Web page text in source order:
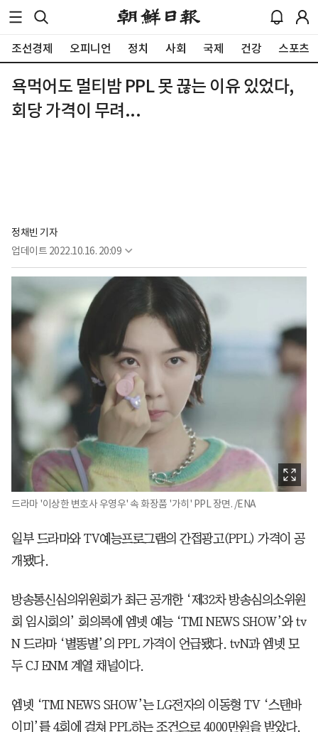
조선경제 오피니언 정치 사회 국제 건강 스포츠
욕먹어도 멀티밤 PPL 못 끊는 이유 있었다,
회당 가격이 무려...
정채빈 기자
업데이트 2022.10.16. 20:09
드라마 '이상한 변호사 우영우' 속 화장품 '가히' PPL 장면. /ENA
일부 드라마와 TV예능프로그램의 간접광고(PPL) 가격이 공
개됐다.
방송통신심의위원회가 최근 공개한 ‘제32차 방송심의소위원
회 임시회의’ 회의록에 엠넷 예능 ‘TMI NEWS SHOW’와 tv
N 드라마 ‘별똥별’의 PPL 가격이 언급됐다. tvN과 엠넷 모
두 CJ ENM 계열 채널이다.
엠넷 ‘TMI NEWS SHOW’는 LG전자의 이동형 TV ‘스탠바
이미’를 4회에 걸쳐 PPL하는 조건으로 4000만원을 받았다.